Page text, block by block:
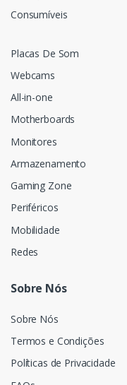
Consumíveis
Placas De Som
Webcams
All-in-one
Motherboards
Monitores
Armazenamento
Gaming Zone
Periféricos
Mobilidade
Redes
Sobre Nós
Sobre Nós
Termos e Condições
Políticas de Privacidade